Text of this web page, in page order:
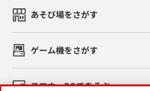
あそび場をさがす
ゲーム機をさがす
スマホ・PCであそぶ